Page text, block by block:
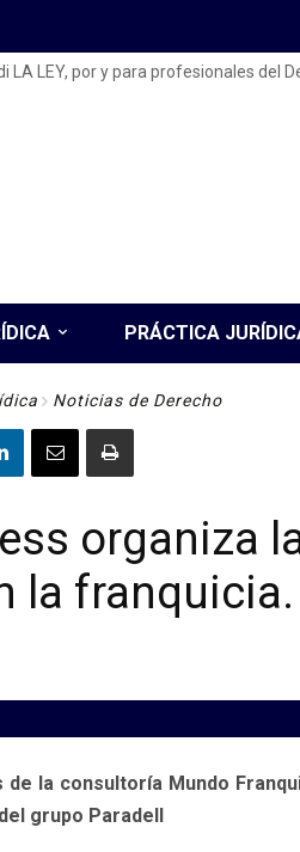
LA LEY, por y para profesionales del
PRÁCTICA
Noticias de Derecho
organiza
la franquicia.
de la consultoría Mundo
grupo Paradell